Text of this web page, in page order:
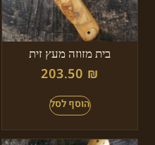
בית מזוזה מעץ זית
203.50 ₪